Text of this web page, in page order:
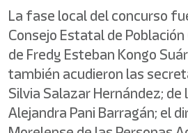
La fase local del concurso
Consejo Estatal de
de Fredy Esteban Kongo
también acudieron las
Silvia Salazar Hernández; de
Alejandra Pani Barragán; el